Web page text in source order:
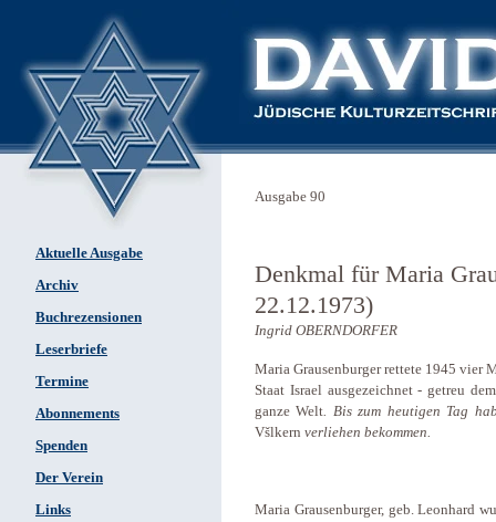
Aktuelle Ausgabe
Archiv
Buchrezensionen
Leserbriefe
Termine
Abonnements
Spenden
Der Verein
Links
Ausgabe 90
Denkmal für Maria
22.12.1973)
Ingrid OBERNDORFER
Maria Grausenburger rettete 1945 vier
Staat Israel ausgezeichnet - getreu
ganze Welt. Bis zum heutigen Tag
Všlkern verliehen bekommen.
Maria Grausenburger, geb. Leonhard